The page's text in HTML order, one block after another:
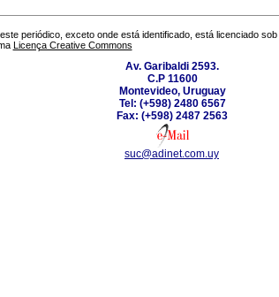
periódico, exceto onde está identificado, está licenciado sob
Licença Creative Commons
Av. Garibaldi 2593.
C.P 11600
Montevideo, Uruguay
Tel: (+598) 2480 6567
Fax: (+598) 2487 2563
suc@adinet.com.uy